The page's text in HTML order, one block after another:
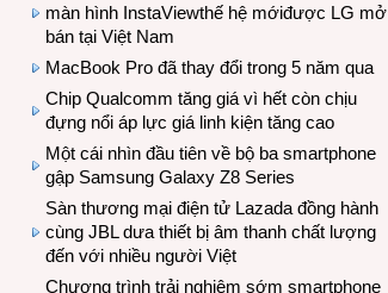
màn hình InstaViewthế hệ mớiđược LG mở
bán tại Việt Nam
MacBook Pro đã thay đổi trong 5 năm qua
Chip Qualcomm tăng giá vì hết còn chịu
đựng nổi áp lực giá linh kiện tăng cao
Một cái nhìn đầu tiên về bộ ba smartphone
gập Samsung Galaxy Z8 Series
Sàn thương mại điện tử Lazada đồng hành
cùng JBL dưa thiết bị âm thanh chất lượng
đến với nhiều người Việt
Chương trình trải nghiệm sớm smartphone